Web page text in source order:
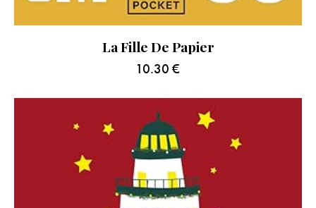
La Fille De Papier
10.30 €